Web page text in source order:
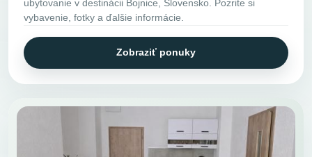
ubytovanie v destinácii Bojnice, Slovensko. Pozrite si
vybavenie, fotky a ďalšie informácie.
Zobraziť ponuky